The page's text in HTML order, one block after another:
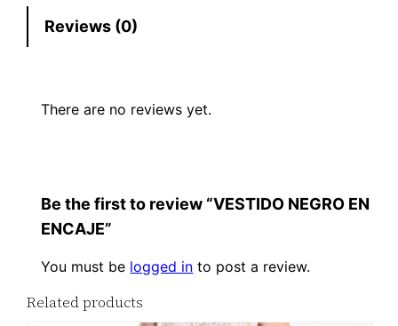
Reviews (0)
There are no reviews yet.
Be the first to review “VESTIDO NEGRO EN
ENCAJE”
You must be logged in to post a review.
Related products